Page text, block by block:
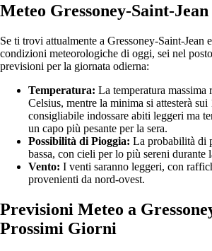
Meteo Gressoney-Saint-
Se ti trovi attualmente a Gressoney-Saint-Jean
condizioni meteorologiche di oggi, sei nel
previsioni per la giornata odierna:
Temperatura: La temperatura massima
Celsius, mentre la minima si attesterà
consigliabile indossare abiti leggeri ma
un capo più pesante per la sera.
Possibilità di Pioggia: La probabilità di
bassa, con cieli per lo più sereni durante
Vento: I venti saranno leggeri, con
provenienti da nord-ovest.
Previsioni Meteo a
Prossimi Giorni